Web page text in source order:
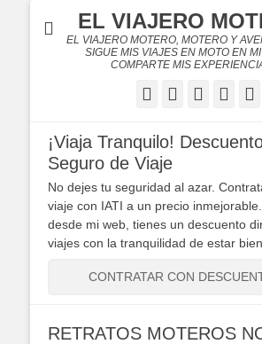
EL VIAJERO
EL VIAJERO MOTERO, MOTERO Y
SIGUE MIS VIAJES EN MOTO EN
COMPARTE MIS
Facebook
Twitter
Flickr
¡Viaja Tranquilo!
Seguro de Viaje
No dejes tu seguridad al azar.
viaje con IATI a un precio
desde mi web, tienes un descuento
viajes con la tranquilidad de estar
CONTRATAR CON
RETRATOS MOTEROS